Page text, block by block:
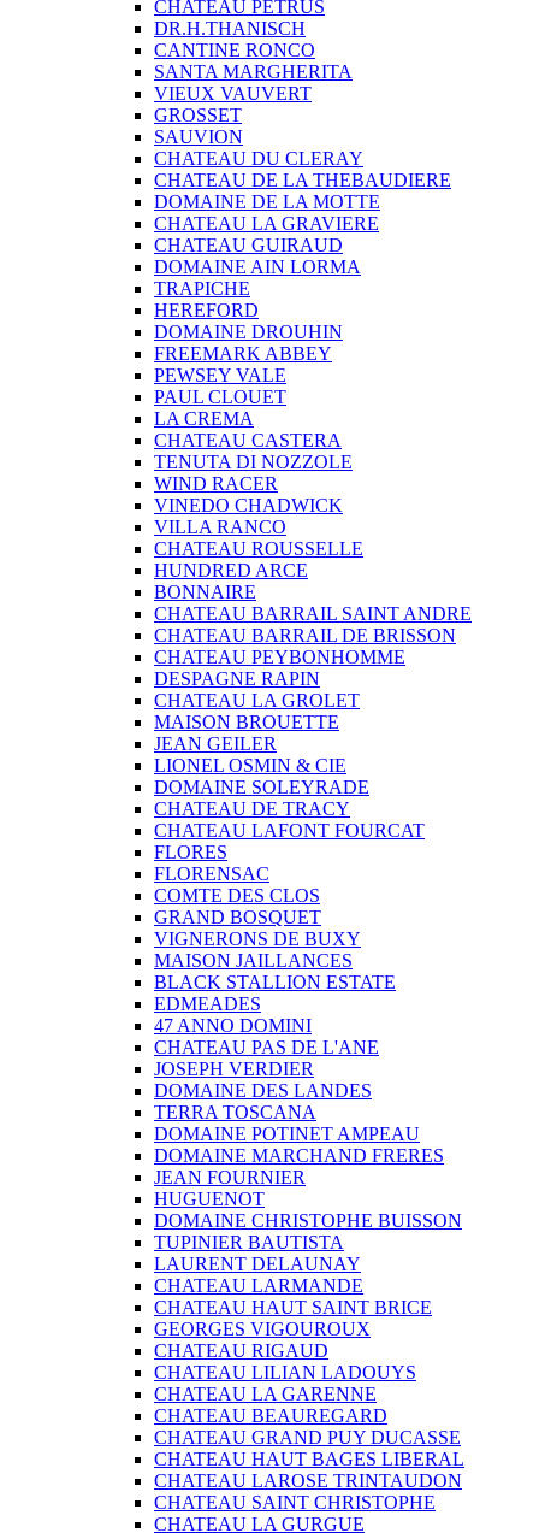
CHATEAU PETRUS
DR.H.THANISCH
CANTINE RONCO
SANTA MARGHERITA
VIEUX VAUVERT
GROSSET
SAUVION
CHATEAU DU CLERAY
CHATEAU DE LA THEBAUDIERE
DOMAINE DE LA MOTTE
CHATEAU LA GRAVIERE
CHATEAU GUIRAUD
DOMAINE AIN LORMA
TRAPICHE
HEREFORD
DOMAINE DROUHIN
FREEMARK ABBEY
PEWSEY VALE
PAUL CLOUET
LA CREMA
CHATEAU CASTERA
TENUTA DI NOZZOLE
WIND RACER
VINEDO CHADWICK
VILLA RANCO
CHATEAU ROUSSELLE
HUNDRED ARCE
BONNAIRE
CHATEAU BARRAIL SAINT ANDRE
CHATEAU BARRAIL DE BRISSON
CHATEAU PEYBONHOMME
DESPAGNE RAPIN
CHATEAU LA GROLET
MAISON BROUETTE
JEAN GEILER
LIONEL OSMIN & CIE
DOMAINE SOLEYRADE
CHATEAU DE TRACY
CHATEAU LAFONT FOURCAT
FLORES
FLORENSAC
COMTE DES CLOS
GRAND BOSQUET
VIGNERONS DE BUXY
MAISON JAILLANCES
BLACK STALLION ESTATE
EDMEADES
47 ANNO DOMINI
CHATEAU PAS DE L'ANE
JOSEPH VERDIER
DOMAINE DES LANDES
TERRA TOSCANA
DOMAINE POTINET AMPEAU
DOMAINE MARCHAND FRERES
JEAN FOURNIER
HUGUENOT
DOMAINE CHRISTOPHE BUISSON
TUPINIER BAUTISTA
LAURENT DELAUNAY
CHATEAU LARMANDE
CHATEAU HAUT SAINT BRICE
GEORGES VIGOUROUX
CHATEAU RIGAUD
CHATEAU LILIAN LADOUYS
CHATEAU LA GARENNE
CHATEAU BEAUREGARD
CHATEAU GRAND PUY DUCASSE
CHATEAU HAUT BAGES LIBERAL
CHATEAU LAROSE TRINTAUDON
CHATEAU SAINT CHRISTOPHE
CHATEAU LA GURGUE